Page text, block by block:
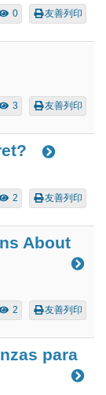
0 友善列印
3 友善列印
2 友善列印
About
2 友善列印
para